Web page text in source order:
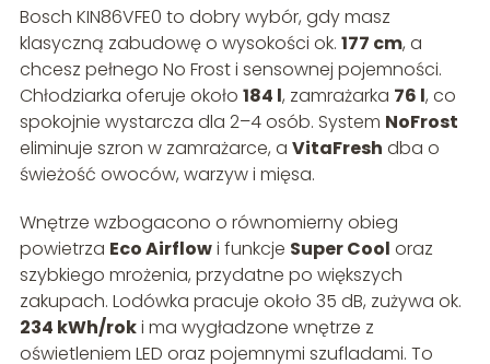
Bosch KIN86VFE0 to dobry wybór, gdy masz
klasyczną zabudowę o wysokości ok. 177 cm, a
chcesz pełnego No Frost i sensownej pojemności.
Chłodziarka oferuje około 184 l, zamrażarka 76 l, co
spokojnie wystarcza dla 2–4 osób. System NoFrost
eliminuje szron w zamrażarce, a VitaFresh dba o
świeżość owoców, warzyw i mięsa.
Wnętrze wzbogacono o równomierny obieg
powietrza Eco Airflowi funkcje Super Cool oraz
szybkiego mrożenia, przydatne po większych
zakupach. Lodówka pracuje około 35 dB, zużywa ok.
234 kWh/roki ma wygładzone wnętrze z
oświetleniem LED oraz pojemnymi szufladami. To